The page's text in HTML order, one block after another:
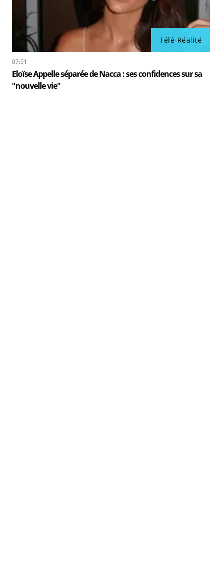
Télé-Réalité
07:51
Eloïse Appelle séparée de Nacca : ses confidences sur sa
"nouvelle vie"